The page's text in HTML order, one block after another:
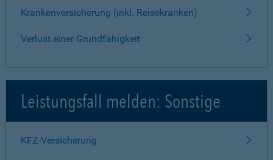
Krankenversicherung (inkl. Reisekranken)
Verlust einer Grundfähigkeit
Leistungsfall melden: Sonstige
KFZ-Versicherung